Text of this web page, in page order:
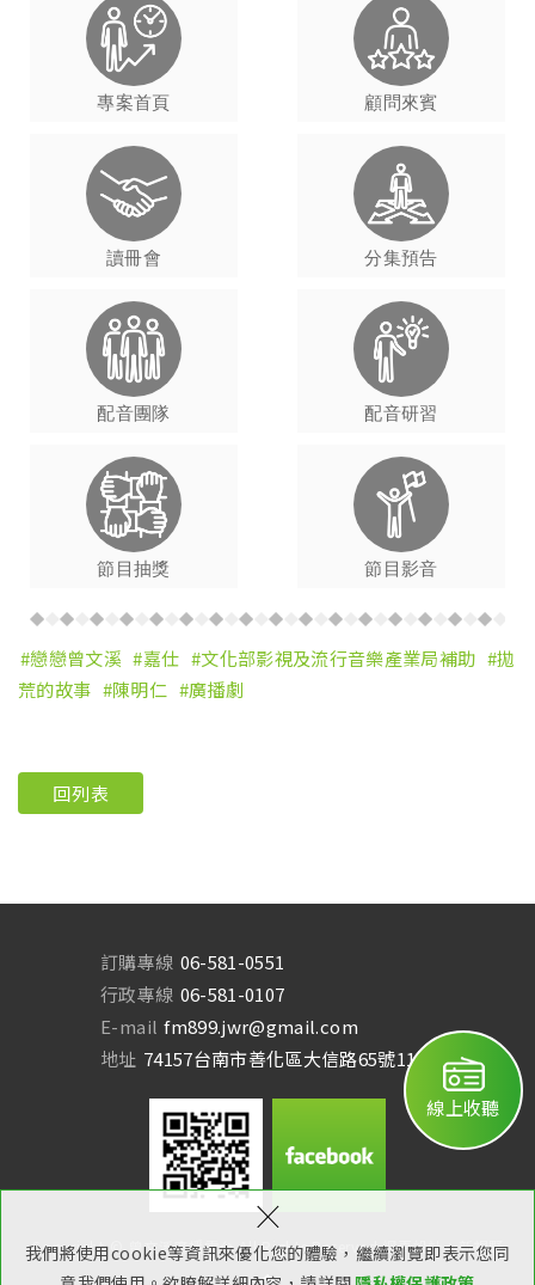
我們將使用cookie等資訊來優化您的體驗，繼續瀏覽即表示您同
×
專案首頁 顧問來賓
讀冊會 分集預告
配音團隊 配音研習
節目抽獎 節目影音
戀戀曾文溪 嘉仕 文化部影視及流行音樂產業局補助
拋
荒的故事
陳明仁 廣播劇
回列表
訂購專線 06-581-0551
行政專線 06-581-0107
E-mail fm899.jwr@gmail.com
地址 74157台南市善化區大信路65號11樓
Copyright © 曾文溪廣播電台 All Rights Reserved.網頁設計：新視野
線上收聽